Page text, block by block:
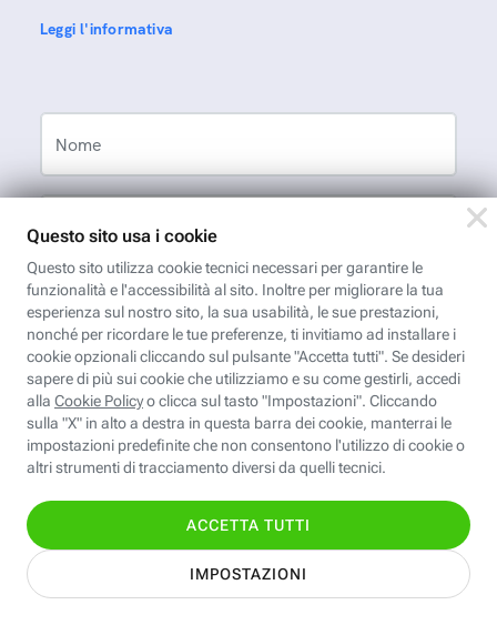
Leggi l'informativa
Nome
Cognome
Indirizzo email